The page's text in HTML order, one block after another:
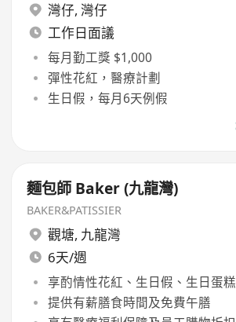
灣仔, 灣仔
工作日面議
每月勤工獎 $1,000
彈性花紅，醫療計劃
生日假，每月6天例假
麵包師 Baker (九龍灣)
BAKER&PATISSIER
觀塘, 九龍灣
6天/週
享酌情性花紅、生日假、生日蛋
提供有薪膳食時間及免費午膳